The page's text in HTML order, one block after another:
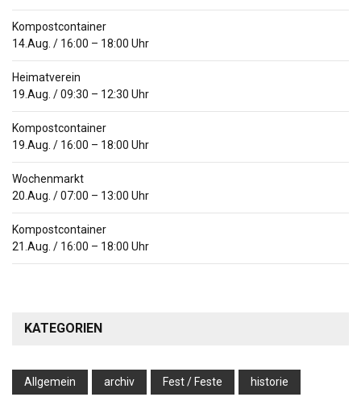
Kompostcontainer
14.Aug. / 16:00 – 18:00 Uhr
Heimatverein
19.Aug. /09:30 – 12:30 Uhr
Kompostcontainer
19.Aug. / 16:00 – 18:00 Uhr
Wochenmarkt
20.Aug. /07:00 – 13:00 Uhr
Kompostcontainer
21.Aug. / 16:00 – 18:00 Uhr
KATEGORIEN
Allgemein archiv Fest / Feste historie